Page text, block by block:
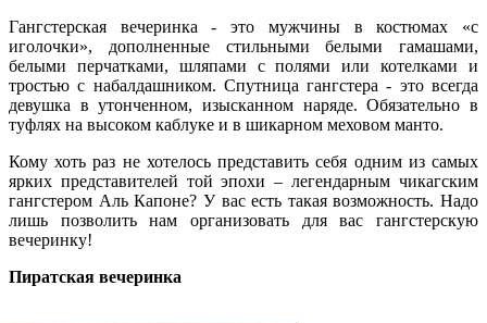
Гангстерская вечеринка - это мужчины в костюмах «с
иголочки», дополненные стильными белыми гамашами,
белыми перчатками, шляпами с полями или котелками и
тростью с набалдашником. Спутница гангстера - это всегда
девушка в утонченном, изысканном наряде. Обязательно в
туфлях на высоком каблуке и в шикарном меховом манто.
Кому хоть раз не хотелось представить себя одним из самых
ярких представителей той эпохи – легендарным чикагским
гангстером Аль Капоне? У вас есть такая возможность. Надо
лишь позволить нам организовать для вас гангстерскую
вечеринку!
Пиратская вечеринка